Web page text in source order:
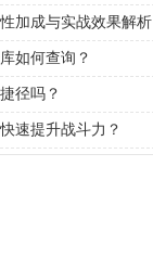
加成与实战效果解析
如何查询？
径吗？
速提升战斗力？